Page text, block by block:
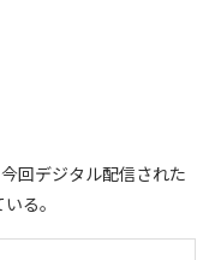
回デジタル配信された
る。